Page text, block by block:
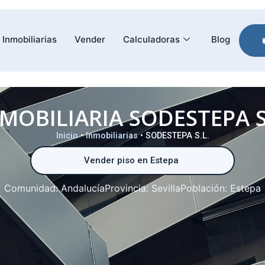
Inmobiliarias Vender Calculadoras Blog
SODESTEPA
Inicio•Inmobiliarias•SODESTEPA S.L.
Vender piso en Estepa
Comunidad:AndalucíaProvincia: SevillaPoblación: Estepa